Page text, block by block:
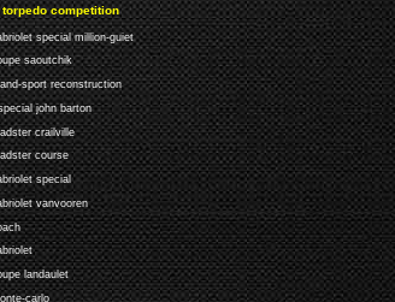
competition
special million-guiet
saoutchik
sport reconstruction
john barton
crailville
course
special
vanvooren
landaulet
carlo